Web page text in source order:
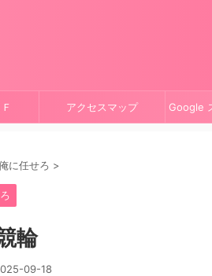
アクセスマップ Google
に任せろ >
輪
09-18